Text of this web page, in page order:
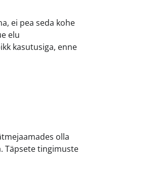
ei pea seda kohe
elu
kasutusiga, enne
olla
Täpsete tingimuste